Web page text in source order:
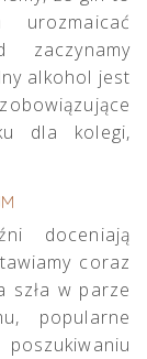
zaczynamy
alkohol jest
dla kolegi,
doceniają
coraz
szła w parze
popularne